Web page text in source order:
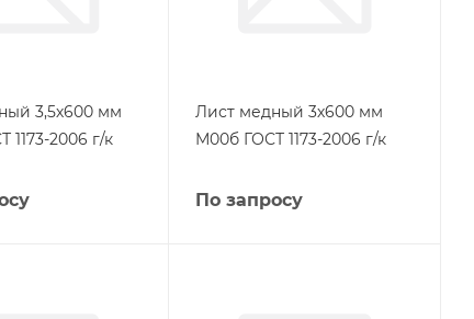
3,5х600 мм
1173-2006 г/к
Лист медный 3х600 мм
М00б ГОСТ 1173-2006 г/к
По запросу